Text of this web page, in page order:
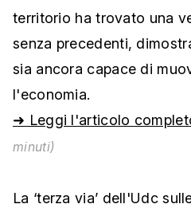
territorio ha trovato una
senza precedenti,
sia ancora capace di
l'economia.
➜ Leggi l'articolo
minuti)
La ‘terza via’ dell'Udc